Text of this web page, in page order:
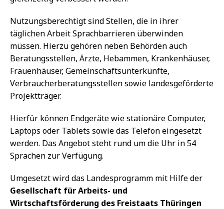
Nutzungsberechtigt sind Stellen, die in ihrer
täglichen Arbeit Sprachbarrieren überwinden
müssen. Hierzu gehören neben Behörden auch
Beratungsstellen, Ärzte, Hebammen, Krankenhäuser,
Frauenhäuser, Gemeinschaftsunterkünfte,
Verbraucherberatungsstellen sowie landesgeförderte
Projektträger.
Hierfür können Endgeräte wie stationäre Computer,
Laptops oder Tablets sowie das Telefon eingesetzt
werden. Das Angebot steht rund um die Uhr in 54
Sprachen zur Verfügung.
Umgesetzt wird das Landesprogramm mit Hilfe der
Gesellschaft für Arbeits- und
Wirtschaftsförderung des Freistaats Thüringen